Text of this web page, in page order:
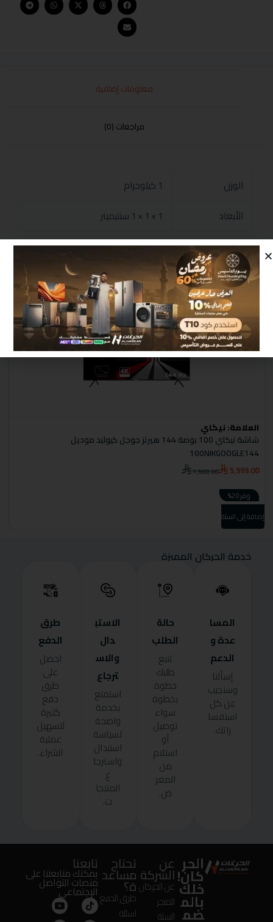
معلومات إضافية
مراجعات (0)
الوزن
1 كيلوجرام
الأبعاد
1 × 1 × 1 سنتيميتر
منتجات مشابهة
العلامة:نيكاي
شاشة نيكاي 100 بوصة 144 هيرتز جوجل كيوليد موديل
100NIKGOOGLE144
7,500.00 5,999.00
وفر 20%
إضافة إلى السلة
خدمة الحركان المميزة
المسا
عدة و
الدعم
إسألنا
وسنجيب
عن كل
استفسا
راتك.
حالة
الطلب
تتبع
طلبك
خطوة
بخطوة
سواء
توصيل
أو
استلام
من
المعر
ض.
الاستب
دال
والاس
ترجاع
استمتع
بخدمة
واضحة
لسياسة
استبدال
واسترجا
ع
المنتجا
ت.
طرق
الدفع
احصل
على
طرق
دفع
كثيرة
لتسهيل
عملية
الشراء.
الحر
كان!
خلك
بالم
ضم
عن
الشركة
عن الحركان
المتجر
السلة
تحتاج
مساعد
ة؟
طرق الدفع
اسئلة
تابعنا
يمكنك متابعتنا على
منصات التواصل
الإجتماعى